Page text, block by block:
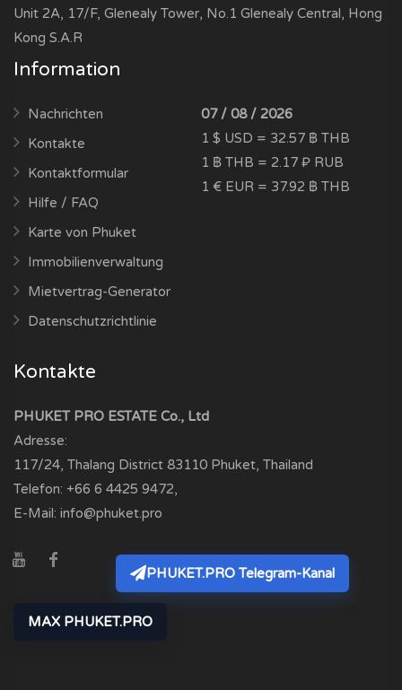
Unit 2A, 17/F, Glenealy Tower, No.1 Glenealy Central, Hong
Kong S.A.R
Information
Nachrichten
Kontakte
Kontaktformular
Hilfe / FAQ
Karte von Phuket
Immobilienverwaltung
Mietvertrag-Generator
Datenschutzrichtlinie
07 / 08 / 2026
1 $ USD = 32.57 ฿ THB
1 ฿ THB = 2.17 ₽ RUB
1 € EUR = 37.92 ฿ THB
Kontakte
PHUKET PRO ESTATE Co., Ltd
Adresse:
117/24, Thalang District 83110 Phuket, Thailand
Telefon: +66 6 4425 9472,
E-Mail: info@phuket.pro
PHUKET.PRO Telegram-Kanal
MAX PHUKET.PRO